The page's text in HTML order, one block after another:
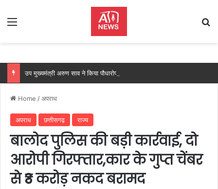
Menu
Home /अपराध
अपराध छत्तीसगढ़ राज्य
बालोद पुलिस की बड़ी कार्रवाई, दो
आरोपी गिरफ्तार,कार के गुप्त चेंबर
से ₹3 करोड़ नकद बरामद